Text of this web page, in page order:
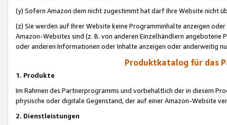
(y) Sofern Amazon dem nicht zugestimmt hat darf Ihre Website nicht
(z) Sie werden auf Ihrer Website keine Programminhalte anzeigen
Amazon-Websites sind (z. B. von anderen Einzelhändlern
oder anderen Informationen oder Inhalte anzeigen oder anderweitig
Produktkatalog für das
1. Produkte
Im Rahmen des Partnerprogramms und vorbehaltlich der in diesem
physische oder digitale Gegenstand, der auf einer Amazon-Website
2. Dienstleistungen